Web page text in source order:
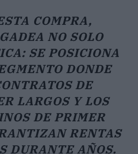
COMPRA,
NO SOLO
SE POSICIONA
DONDE
DE
LARGOS Y LOS
DE PRIMER
RENTAS
DURANTE AÑOS.